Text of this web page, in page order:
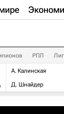
РПЛ
А. Калинская
Д. Шнайдер